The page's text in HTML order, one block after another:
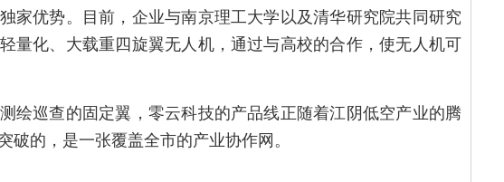
家优势。目前，企业与南京理工大学以及清华研究院共同研究
量化、大载重四旋翼无人机，通过与高校的合作，使无人机可
绘巡查的固定翼，零云科技的产品线正随着江阴低空产业的腾
破的，是一张覆盖全市的产业协作网。